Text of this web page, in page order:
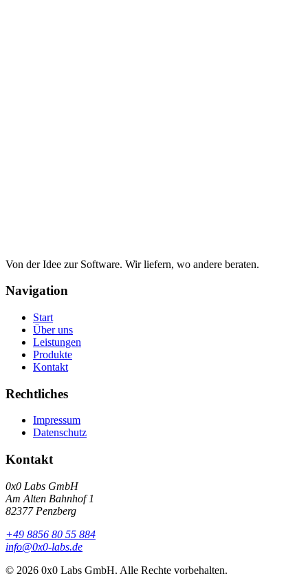
Von der Idee zur Software. Wir liefern, wo andere beraten.
Navigation
Start
Über uns
Leistungen
Produkte
Kontakt
Rechtliches
Impressum
Datenschutz
Kontakt
0x0 Labs GmbH
Am Alten Bahnhof 1
82377 Penzberg
+49 8856 80 55 884
info@0x0-labs.de
© 2026 0x0 Labs GmbH. Alle Rechte vorbehalten.